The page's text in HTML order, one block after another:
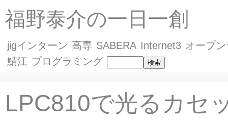
福野泰介の一日一創
jigインターン 高専 SABERA Internet3 オープ
鯖江 プログラミング
LPC810で光るカセ